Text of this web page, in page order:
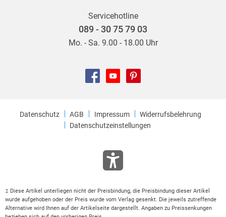
Servicehotline
089 - 30 75 79 03
Mo. - Sa. 9.00 - 18.00 Uhr
Datenschutz AGB Impressum
Widerrufsbelehrung
Datenschutzeinstellungen
2
Diese Artikel unterliegen nicht der Preisbindung, die Preisbindung dieser Artikel
wurde aufgehoben oder der Preis wurde vom Verlag gesenkt. Die jeweils zutreffende
Alternative wird Ihnen auf der Artikelseite dargestellt. Angaben zu Preissenkungen